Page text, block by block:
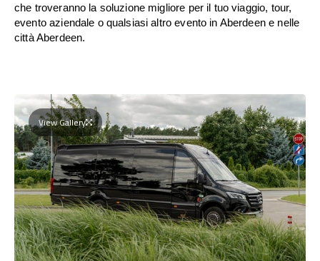
che troveranno la soluzione migliore per il tuo viaggio, tour,
evento aziendale o qualsiasi altro evento in Aberdeen e nelle
città Aberdeen.
View Gallery